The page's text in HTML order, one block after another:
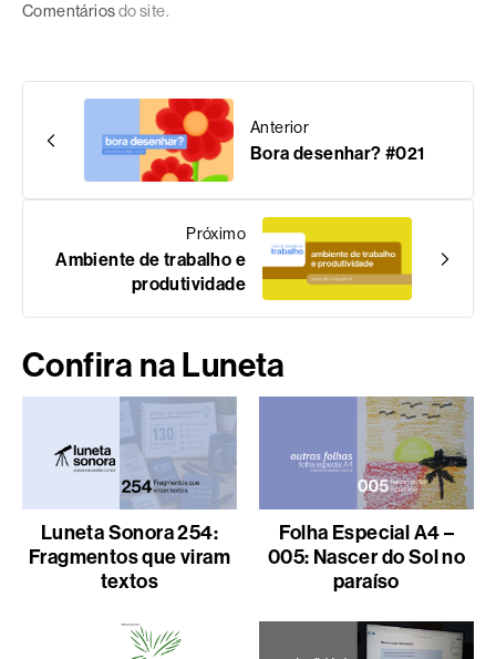
Comentáriosdo site.
Anterior
Bora desenhar? #021
Próximo
Ambiente de trabalho e
produtividade
Confira na Luneta
Luneta Sonora 254:
Fragmentos que viram
textos
Folha Especial A4 –
005: Nascer do Sol no
paraíso